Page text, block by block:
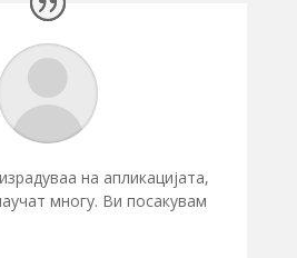
на апликацијата,
многу. Ви посакувам